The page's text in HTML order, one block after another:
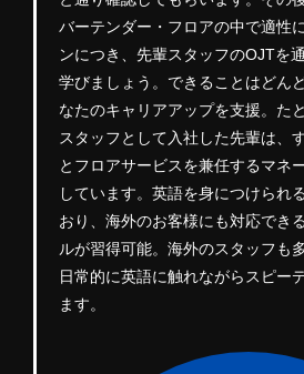
バーテンダー・フロアの中で適性
ンにつき、先輩スタッフのOJTを
学びましょう。できることはどん
なたのキャリアアップを支援。た
スタッフとして入社した先輩は、
とフロアサービスを兼任するマネ
しています。英語を身につけられ
おり、海外のお客様にも対応でき
ルが習得可能。海外のスタッフも
日常的に英語に触れながらスピー
ます。